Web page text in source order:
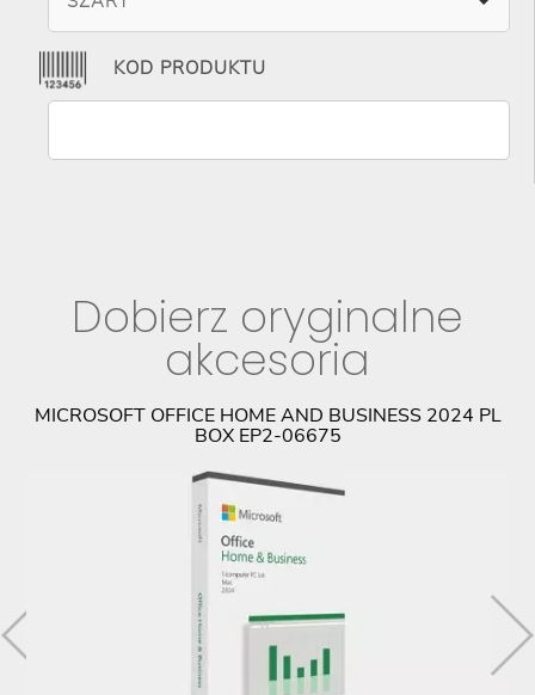
KOD PRODUKTU
Dobierz oryginalne
akcesoria
MICROSOFT OFFICE HOME AND BUSINESS 2024 PL
BOX EP2-06675